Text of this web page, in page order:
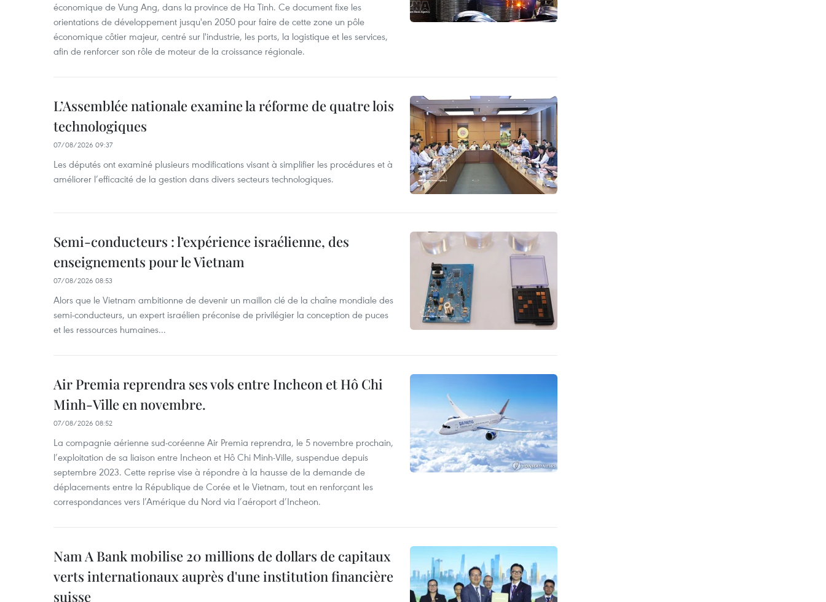
économique de Vung Ang, dans la province de Ha Tinh. Ce document fixe les
orientations de développement jusqu'en 2050 pour faire de cette zone un pôle
économique côtier majeur, centré sur l'industrie, les ports, la logistique et les services,
afin de renforcer son rôle de moteur de la croissance régionale.
L’Assemblée nationale examine la réforme de quatre lois
technologiques
07/08/2026 09:37
Les députés ont examiné plusieurs modifications visant à simplifier les procédures et à
améliorer l’efficacité de la gestion dans divers secteurs technologiques.
Semi-conducteurs : l’expérience israélienne, des
enseignements pour le Vietnam
07/08/2026 08:53
Alors que le Vietnam ambitionne de devenir un maillon clé de la chaîne mondiale des
semi-conducteurs, un expert israélien préconise de privilégier la conception de puces
et les ressources humaines...
Air Premia reprendra ses vols entre Incheon et Hô Chi
Minh-Ville en novembre.
07/08/2026 08:52
La compagnie aérienne sud-coréenne Air Premia reprendra, le 5 novembre prochain,
l’exploitation de sa liaison entre Incheon et Hô Chi Minh-Ville, suspendue depuis
septembre 2023. Cette reprise vise à répondre à la hausse de la demande de
déplacements entre la République de Corée et le Vietnam, tout en renforçant les
correspondances vers l’Amérique du Nord via l’aéroport d’Incheon.
Nam A Bank mobilise 20 millions de dollars de capitaux
verts internationaux auprès d'une institution financière
suisse